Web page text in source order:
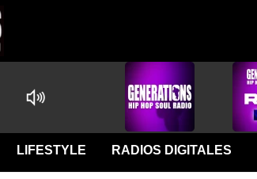
LIFESTYLE RADIOS DIGITALES